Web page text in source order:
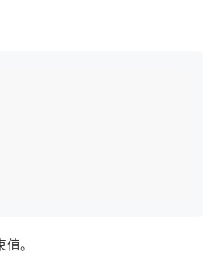
。